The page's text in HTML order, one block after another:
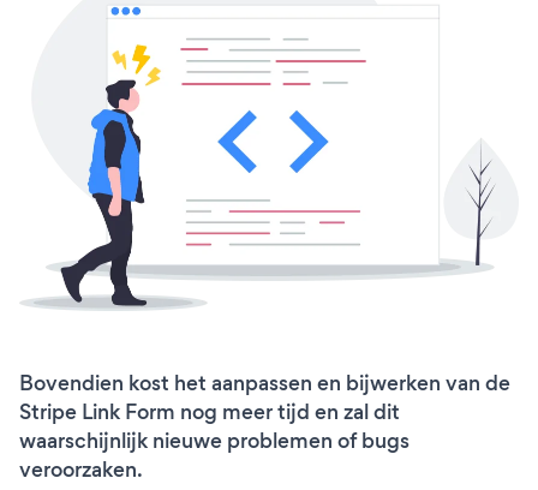
Bovendien kost het aanpassen en bijwerken van de
Stripe Link Form nog meer tijd en zal dit
waarschijnlijk nieuwe problemen of bugs
veroorzaken.